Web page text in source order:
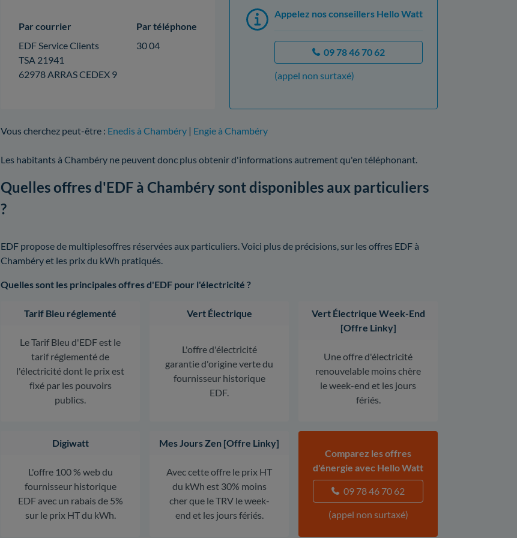
Par courrier
EDF Service Clients
TSA 21941
62978 ARRAS CEDEX 9
Par téléphone
30 04
Appelez nos conseillers Hello Watt
09 78 46 70 62
(appel non surtaxé)
Vous cherchez peut-être : Enedis à Chambéry | Engie à Chambéry
Les habitants à Chambéry ne peuvent donc plus obtenir d'informations autrement qu'en téléphonant.
Quelles offres d'EDF à Chambéry sont disponibles aux particuliers
?
EDF propose de multiplesoffres réservées aux particuliers. Voici plus de précisions, sur les offres EDF à
Chambéry et les prix du kWh pratiqués.
Quelles sont les principales offres d'EDF pour l'électricité ?
Tarif Bleu réglementé
Le Tarif Bleu d'EDF est le
tarif réglementé de
l'électricité dont le prix est
fixé par les pouvoirs
publics.
Vert Électrique
L'offre d'électricité
garantie d'origine verte du
fournisseur historique
EDF.
Vert Électrique Week-End
[Offre Linky]
Une offre d'électricité
renouvelable moins chère
le week-end et les jours
fériés.
Digiwatt
L'offre 100 % web du
fournisseur historique
EDF avec un rabais de 5%
sur le prix HT du kWh.
Mes Jours Zen [Offre Linky]
Avec cette offre le prix HT
du kWh est 30% moins
cher que le TRV le week-
end et les jours fériés.
Comparez les offres
d'énergie avec Hello Watt
09 78 46 70 62
(appel non surtaxé)